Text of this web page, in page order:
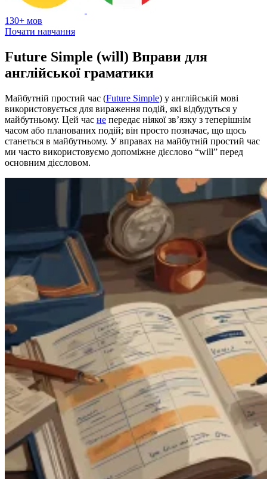
130+ мов
Почати навчання
Future Simple (will) Вправи для
англійської граматики
Майбутній простий час (Future Simple) у англійській мові
використовується для вираження подій, які відбудуться у
майбутньому. Цей час не передає ніякої зв’язку з теперішнім
часом або планованих подій; він просто позначає, що щось
станеться в майбутньому. У вправах на майбутній простий час
ми часто використовуємо допоміжне дієслово “will” перед
основним дієсловом.